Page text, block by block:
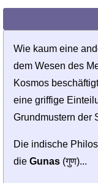
Wie kaum eine
dem Wesen des
Kosmos
eine griffige
Grundmustern der
Die indische
die Gunas(गुण)...